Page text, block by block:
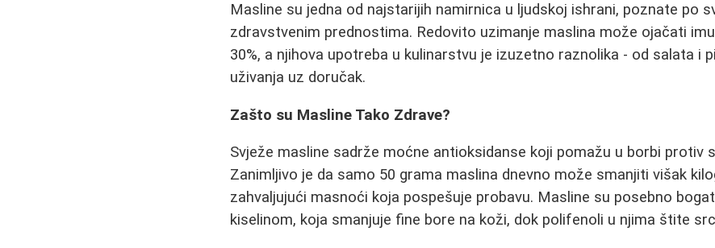
Masline su jedna od najstarijih namirnica u ljudskoj ishrani, poznate po
zdravstvenim prednostima. Redovito uzimanje maslina može ojačati
30%, a njihova upotreba u kulinarstvu je izuzetno raznolika - od salata i
uživanja uz doručak.
Zašto su Masline Tako Zdrave?
Svježe masline sadrže moćne antioksidanse koji pomažu u borbi protiv
Zanimljivo je da samo 50 grama maslina dnevno može smanjiti višak
zahvaljujući masnoći koja pospešuje probavu. Masline su posebno
kiselinom, koja smanjuje fine bore na koži, dok polifenoli u njima štite